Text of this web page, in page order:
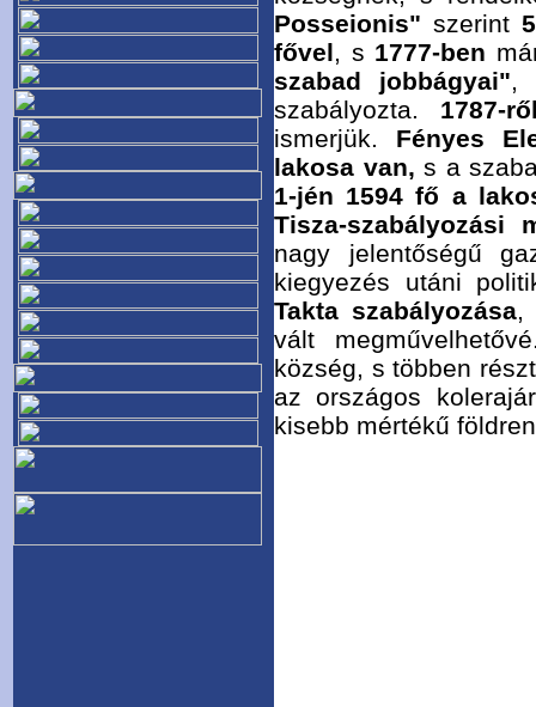
Posseionis" szerint
fővel, s 1777-ben
szabad jobbágyai",
szabályozta. 1787-
ismerjük. Fényes
lakosa van, s a
1-jén 1594 fő a
Tisza-szabályozási
nagy jelentőségű
kiegyezés utáni
Takta szabályozása,
vált
község, s többen
az országos
kisebb mértékű